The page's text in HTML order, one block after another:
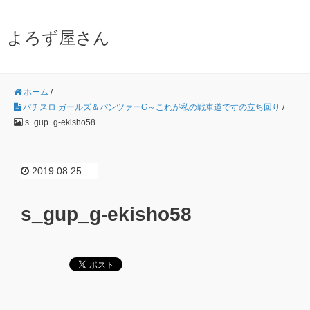
よろず屋さん
ホーム /
パチスロ ガールズ＆パンツァーG～これが私の戦車道ですの立ち回り /
s_gup_g-ekisho58
2019.08.25
s_gup_g-ekisho58